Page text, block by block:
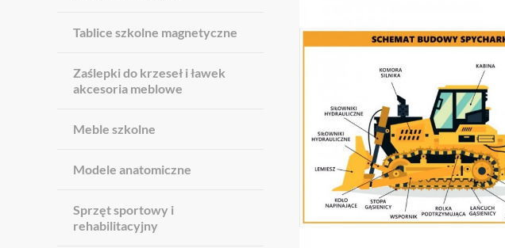
Tablice szkolne magnetyczne
Zaślepki do krzeseł i ławek
akcesoria meblowe
Meble szkolne
Modele anatomiczne
Sprzęt sportowy i
rehabilitacyjny